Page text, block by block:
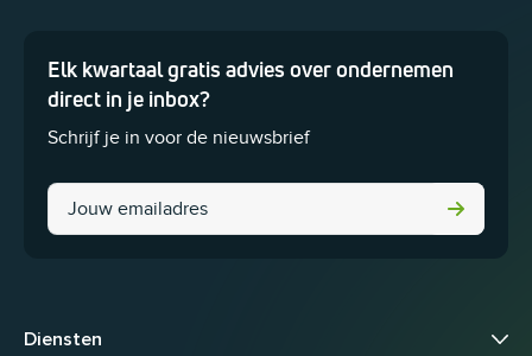
Elk kwartaal gratis advies over ondernemen
direct in je inbox?
Schrijf je in voor de nieuwsbrief
Company
Dit veld is bedoeld voor validatiedoeleinden en moet niet worden
Diensten